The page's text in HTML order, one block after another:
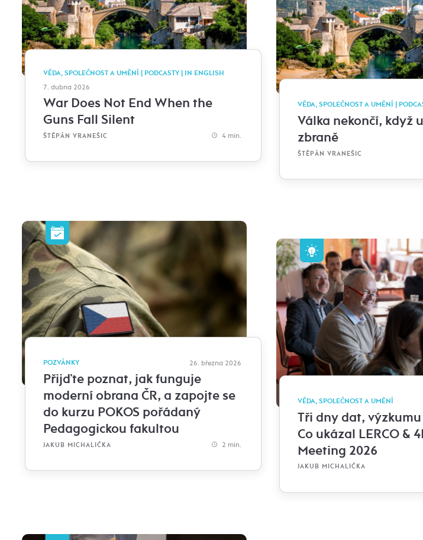
VĚDA, SPOLEČNOST A UMĚNÍ | PODCASTY | IN ENGLISH
7. dubna 2026
War Does Not End When the
Guns Fall Silent
ŠTĚPÁN VRANEŠIC 4 min.
VĚDA, SPOLEČNOST A UMĚNÍ |
Válka nekončí, když
zbraně
ŠTĚPÁN VRANEŠIC
POZVÁNKY 26. března 2026
Přijďte poznat, jak funguje
moderní obrana ČR, a zapojte se
do kurzu POKOS pořádaný
Pedagogickou fakultou
JAKUB MICHALIČKA 2 min.
VĚDA, SPOLEČNOST A UMĚNÍ
Tři dny dat,
Co ukázal LERCO &
Meeting 2026
JAKUB MICHALIČKA